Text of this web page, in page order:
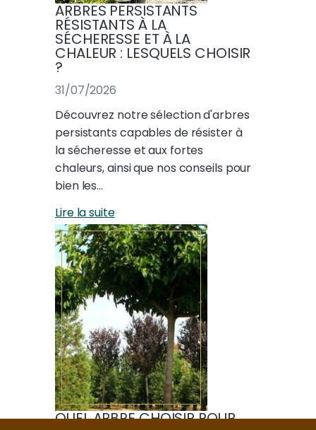
ARBRES PERSISTANTS
RÉSISTANTS À LA
SÉCHERESSE ET À LA
CHALEUR : LESQUELS CHOISIR
?
31/07/2026
Découvrez notre sélection d'arbres
persistants capables de résister à
la sécheresse et aux fortes
chaleurs, ainsi que nos conseils pour
bien les…
Lire la suite
QUEL ARBRE CHOISIR POUR